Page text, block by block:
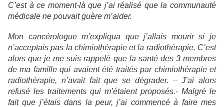
C’est à ce moment-là que j’ai réalisé que la communauté
médicale ne pouvait guère m’aider.
Mon cancérologue m’expliqua que j’allais mourir si je
n’acceptais pas la chimiothérapie et la radiothérapie. C’est
alors que je me suis rappelé que la santé des 3 membres
de ma famille qui avaient été traités par chimiothérapie et
radiothérapie, n’avait fait que se dégrader. – J’ai alors
refusé les traitements qui m’étaient proposés.- Malgré le
fait que j’étais dans la peur, j’ai commencé à faire mes